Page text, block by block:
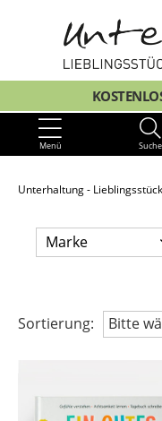
Menü Suche
Unterhaltung -
Marke
Sortierung: Bitte